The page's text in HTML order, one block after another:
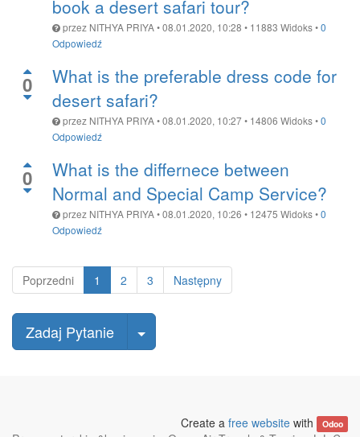
book a desert safari tour?
przez NITHYA PRIYA•08.01.2020, 10:28 • 11883 Widoks•0
Odpowiedź
0
What is the preferable dress code for
desert safari?
przez NITHYA PRIYA•08.01.2020, 10:27 • 14806 Widoks•0
Odpowiedź
0
What is the differnece between
Normal and Special Camp Service?
przez NITHYA PRIYA•08.01.2020, 10:26 • 12475 Widoks•0
Odpowiedź
Poprzedni 1 2 3 Następny
Zadaj Pytanie wybierz post
Create afree website with Odoo